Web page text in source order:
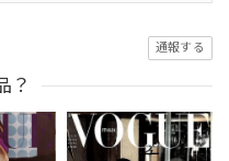
通報する
？